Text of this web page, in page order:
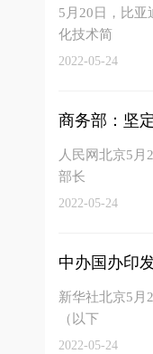
5月20日，比亚
化技术简
2022-05-24
商务部：坚
人民网北京5
部长
2022-05-24
中办国办印
新华社北京5月
（以下
2022-05-24